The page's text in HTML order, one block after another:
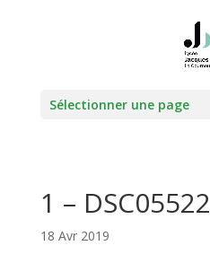
Sélectionner une page
1 – DSC05522
18 Avr 2019